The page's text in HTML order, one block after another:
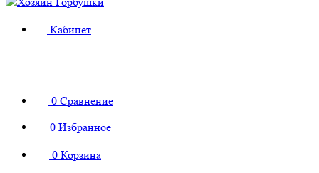
Кабинет
0 Сравнение
0 Избранное
0 Корзина